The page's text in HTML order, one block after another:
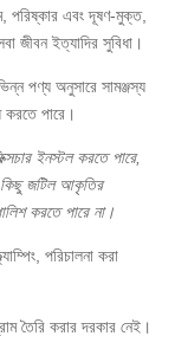
পরিষ্কার এবং দূষণ-মুক্ত,
জীবন ইত্যাদির সুবিধা।
পণ্য অনুসারে সামঞ্জস্য
করতে পারে।
ইনস্টল করতে পারে,
জটিল আকৃতির
করতে পারে না।
পরিচালনা করা
তৈরি করার দরকার নেই।